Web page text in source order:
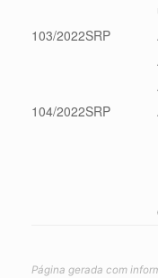
103/2022SRP
104/2022SRP
Página gerada com